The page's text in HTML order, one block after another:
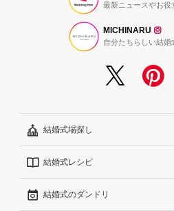
最新ニュースやお役
MICHINARU
自分たちらしい結婚
結婚式場探し
エリアから探す
こだわりから探す
結婚式レシピ
結婚式準備レポート『ハナレポ』
結婚式のダンドリ